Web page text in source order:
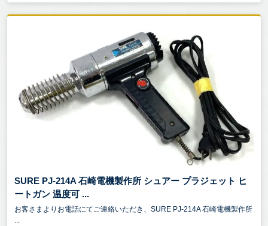
SURE PJ-214A 石崎電機製作所 シュアー プラジェット ヒ
ートガン 温度可 ...
お客さまよりお電話にてご連絡いただき、SURE PJ-214A 石崎電機製作所
...